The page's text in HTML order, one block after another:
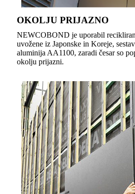
OKOLJU PRIJAZNO
NEWCOBOND je uporabil
uvožene iz Japonske in Koreje,
aluminija AA1100, zaradi česar so
okolju prijazni.